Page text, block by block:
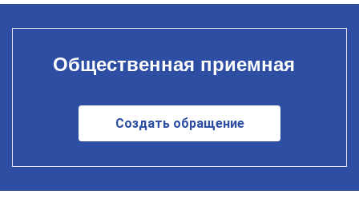
Общественная приемная
Создать обращение